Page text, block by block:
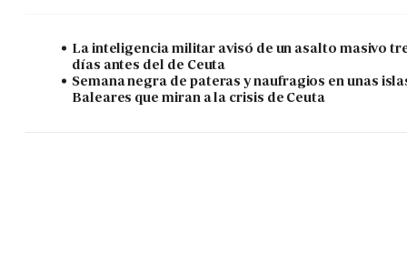
La inteligencia militar avisó de un asalto masivo
días antes del de Ceuta
Semana negra de pateras y naufragios en unas
Baleares que miran a la crisis de Ceuta